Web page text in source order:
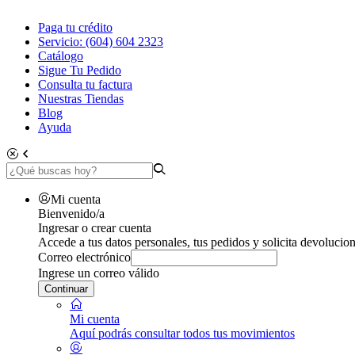
Paga tu crédito
Servicio: (604) 604 2323
Catálogo
Sigue Tu Pedido
Consulta tu factura
Nuestras Tiendas
Blog
Ayuda
Mi cuenta
Bienvenido/a
Ingresar o crear cuenta
Accede a tus datos personales, tus pedidos y solicita
Correo electrónico
Ingrese un correo válido
Continuar
Mi cuenta
Aquí podrás consultar todos tus movimientos